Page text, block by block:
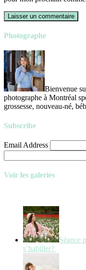
Photographe
Bienvenue
photographe à Montréal
grossesse, nouveau-né,
Subscribe
Email Address
Voir les galeries
Séance
s’habiller?